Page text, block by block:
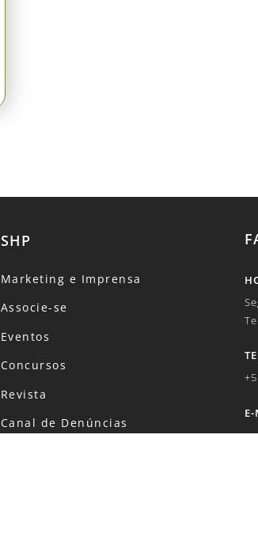
SHP
Marketing e Imprensa
Associe-se
Eventos
Concursos
Revista
Canal de Denúncias